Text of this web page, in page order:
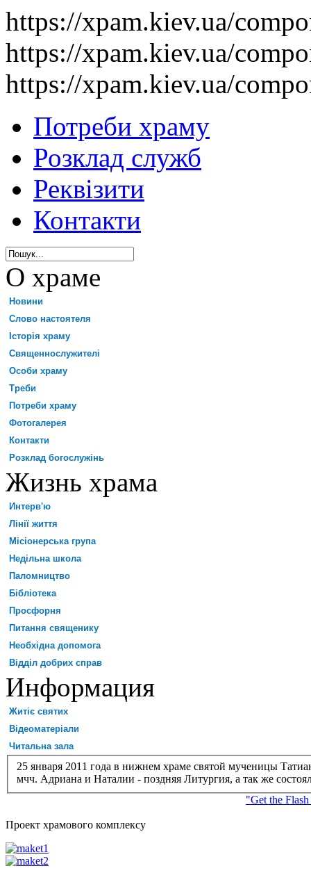
https://xpam.kiev.ua/
https://xpam.kiev.ua/
https://xpam.kiev.ua/
Потреби храму
Розклад служб
Реквізити
Контакти
О храме
Новини
Слово настоятеля
Історія храму
Священнослужителі
Особи храму
Треби
Потреби храму
Фотогалерея
Контакти
Розклад богослужінь
Жизнь храма
Интерв'ю
Лінії життя
Місіонерська група
Недільна школа
Паломництво
Бібліотека
Просфорня
Питання священику
Необхідна допомога
Відділ добрих справ
Информация
Житіє святих
Відеоматеріали
Читальна зала
25 января 2011 года в нижнем храме святой мученицы
мчч. Адриана и Наталии - поздняя Литургия, а так же
"Get the
Проект храмового комплексу